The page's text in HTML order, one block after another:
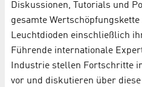
Diskussionen, Tutorials und
gesamte
Leuchtdioden einschließlich
Führende internationale
Industrie stellen Fortschritte
vor und diskutieren über